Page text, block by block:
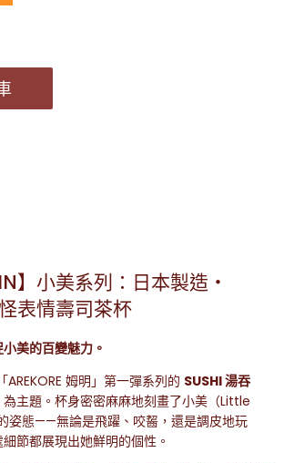
】小美系列：日本製造・
表情壽司茶杯
美的百變魅力。
「AREKORE 姆明」第一彈系列的 SUSHI 湯吞
主題。杯身密密麻麻地刻畫了小美（Little
姿態——無論是飛躍、咬齧，還是調皮地玩
細節都展現出她鮮明的個性。